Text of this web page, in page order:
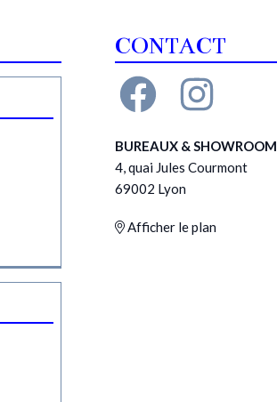
CONTACT
BUREAUX & SHOWROOM
4, quai Jules Courmont
69002 Lyon
Afficher le plan